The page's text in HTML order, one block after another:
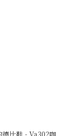
德比鞋 - Va302咖